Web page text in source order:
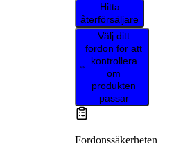
Hitta
återförsäljare
Välj ditt
fordon för att
kontrollera
om
produkten
passar
Fordonssäkerheten